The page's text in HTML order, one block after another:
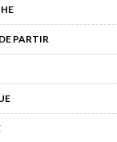
PARTIR